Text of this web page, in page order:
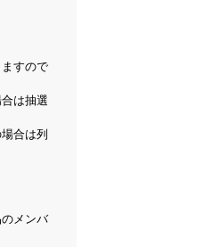
すので
は抽選
合は列
メンバ